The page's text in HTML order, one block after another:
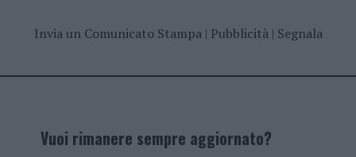
Invia un Comunicato Stampa| Pubblicità| Segnala
Vuoi rimanere sempre aggiornato?